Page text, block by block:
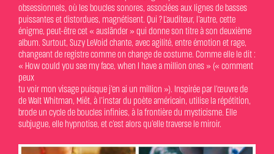
obsessionnels, où les boucles sonores, associées aux lignes de basses
puissantes et distordues, magnétisent. Qui ? L’auditeur, l’autre, cette
énigme, peut-être cet « ausländer » qui donne son titre à son deuxième
album. Surtout, Suzy LeVoid chante, avec agilité, entre émotion et rage,
changeant de registre comme on change de costume. Comme elle le dit :
« How could you see my face, when I have a million ones » (« comment
peux
tu voir mon visage puisque j’en ai un million »). Inspirée par l’œuvre de
de Walt Whitman, Miët, à l’instar du poète américain, utilise la répétition,
brode un cycle de boucles infinies, à la frontière du mysticisme. Elle
subjugue, elle hypnotise, et c’est alors qu’elle traverse le miroir.